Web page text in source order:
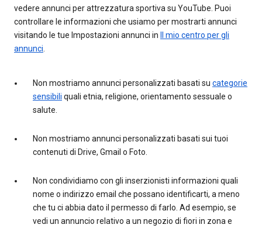
vedere annunci per attrezzatura sportiva su YouTube. Puoi
controllare le informazioni che usiamo per mostrarti annunci
visitando le tue Impostazioni annunci in Il mio centro per gli
annunci
Non mostriamo annunci personalizzati basati su categorie
sensibili quali etnia, religione, orientamento sessuale o
salute.
Non mostriamo annunci personalizzati basati sui tuoi
contenuti di Drive, Gmail o Foto.
Non condividiamo con gli inserzionisti informazioni quali
nome o indirizzo email che possano identificarti, a meno
che tu ci abbia dato il permesso di farlo. Ad esempio, se
vedi un annuncio relativo a un negozio di fiori in zona e